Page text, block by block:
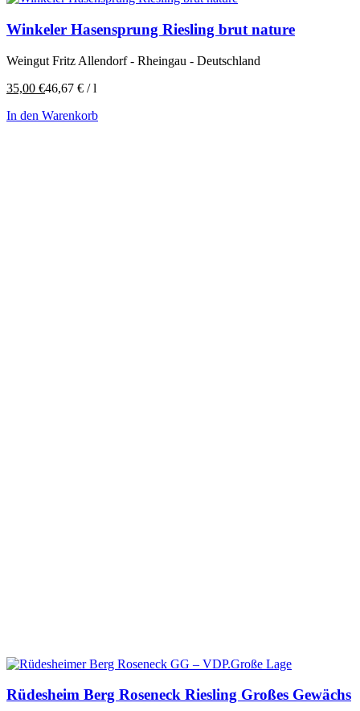
Winkeler Hasensprung Riesling brut nature
Weingut Fritz Allendorf - Rheingau - Deutschland
35,00 €46,67 € /l
In den Warenkorb
Rüdesheim Berg Roseneck Riesling Großes Gewächs